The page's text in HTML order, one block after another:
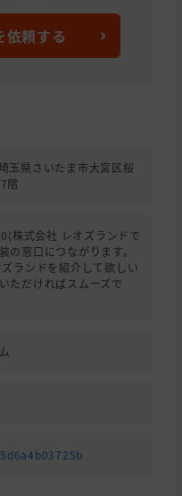
依頼する
玉県さいたま市大宮区桜
階
株式会社 レオズランドで
の窓口につながります。
ランドを紹介して欲しい
ただければスムーズで